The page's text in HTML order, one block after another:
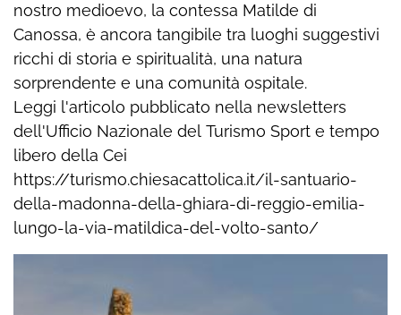
nostro medioevo, la contessa Matilde di
Canossa, è ancora tangibile tra luoghi suggestivi
ricchi di storia e spiritualità, una natura
sorprendente e una comunità ospitale.
Leggi l'articolo pubblicato nella newsletters
dell'Ufficio Nazionale del Turismo Sport e tempo
libero della Cei
https://turismo.chiesacattolica.it/il-santuario-
della-madonna-della-ghiara-di-reggio-emilia-
lungo-la-via-matildica-del-volto-santo/